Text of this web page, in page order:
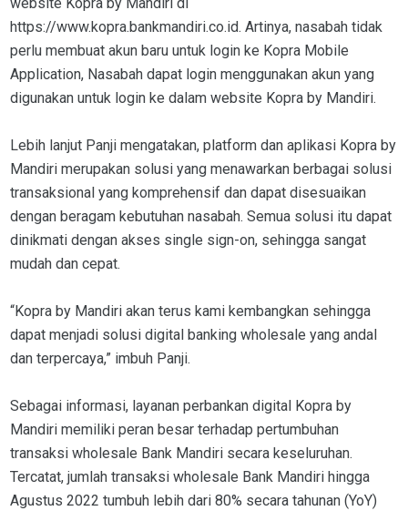
https://www.kopra.bankmandiri.co.id. Artinya, nasabah tidak
perlu membuat akun baru untuk login ke Kopra Mobile
Application, Nasabah dapat login menggunakan akun yang
digunakan untuk login ke dalam website Kopra by Mandiri.
Lebih lanjut Panji mengatakan, platform dan aplikasi Kopra by
Mandiri merupakan solusi yang menawarkan berbagai solusi
transaksional yang komprehensif dan dapat disesuaikan
dengan beragam kebutuhan nasabah. Semua solusi itu dapat
dinikmati dengan akses single sign-on, sehingga sangat
mudah dan cepat.
“Kopra by Mandiri akan terus kami kembangkan sehingga
dapat menjadi solusi digital banking wholesale yang andal
dan terpercaya,” imbuh Panji.
Sebagai informasi, layanan perbankan digital Kopra by
Mandiri memiliki peran besar terhadap pertumbuhan
transaksi wholesale Bank Mandiri secara keseluruhan.
Tercatat, jumlah transaksi wholesale Bank Mandiri hingga
Agustus 2022 tumbuh lebih dari 80% secara tahunan (YoY)